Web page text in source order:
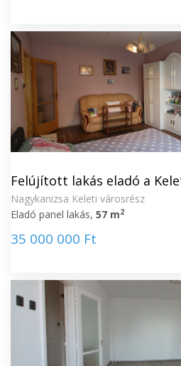
Felújított lakás eladó a
Nagykanizsa Keleti városrész
Eladó panel lakás, 57 m2
35 000 000 Ft